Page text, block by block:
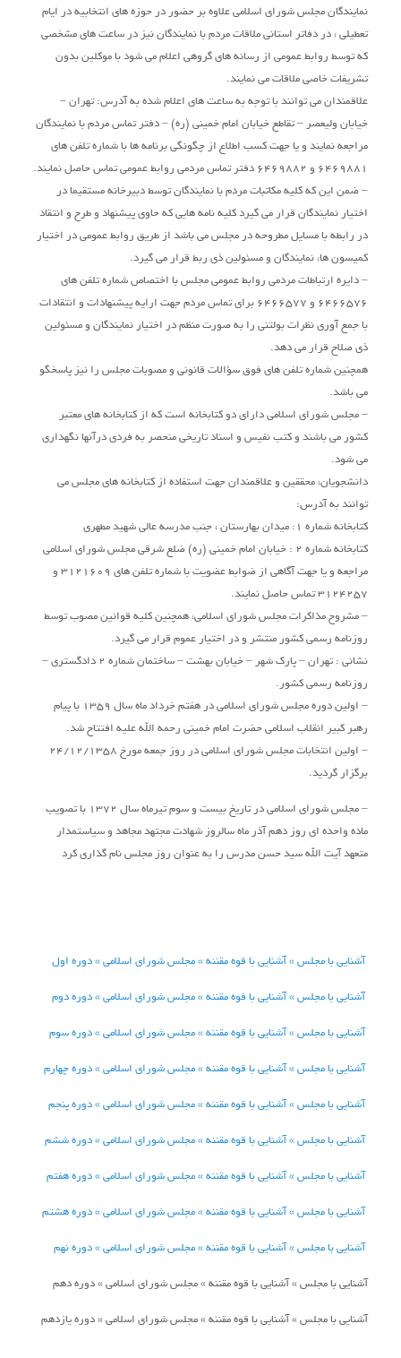
نمایندگان مجلس شورای اسلامی علاوه بر حضور در حوزه های انتخابیه در ایام
تعطیلی ، در دفاتر استانی ملاقات مردم با نمایندگان نیز در ساعت های مشخصی
که توسط روابط عمومی از رسانه های گروهی اعلام می شود با موکلین بدون
تشریفات خاصی ملاقات می نمایند.
علاقمندان می توانند با توجه به ساعت های اعلام شده به آدرس: تهران –
خیابان ولیعصر – تقاطع خیابان امام خمینی (ره) – دفتر تماس مردم با نمایندگان
مراجعه نمایند و یا جهت کسب اطلاع از چگونگی برنامه ها با شماره تلفن های
6469881 و 6469882 دفتر تماس مردمی روابط عمومی تماس حاصل نمایند.
– ضمن این که کلیه مکاتبات مردم با نمایندگان توسط دبیرخانه مستقیما در
اختیار نمایندگان قرار می گیرد کلیه نامه هایی که حاوی پیشنهاد و طرح و انتقاد
در رابطه با مسایل مطروحه در مجلس می باشد از طریق روابط عمومی در اختیار
کمیسون ها، نمایندگان و مسئولین ذی ربط قرار می گیرد.
– دایره ارتباطات مردمی روابط عمومی مجلس با اختصاص شماره تلفن های
6466576 و 6466577 برای تماس مردم جهت ارایه پیشنهادات و انتقادات
با جمع آوری نظرات بولتنی را به صورت منظم در اختیار نمایندگان و مسئولین
ذی صلاح قرار می دهد.
همچنین شماره تلفن های فوق سؤالات قانونی و مصوبات مجلس را نیز پاسخگو
می باشد.
– مجلس شورای اسلامی دارای دو کتابخانه است که از کتابخانه های معتبر
کشور می باشند و کتب نفیس و اسناد تاریخی منحصر به فردی درآنها نگهداری
می شود.
دانشجویان، محققین و علاقمندان جهت استفاده از کتابخانه های مجلس می
توانند به آدرس:
کتابخانه شماره 1: میدان بهارستان ، جنب مدرسه عالی شهید مطهری
کتابخانه شماره 2 : خیابان امام خمینی (ره) ضلع شرقی مجلس شورای اسلامی
مراجعه و یا جهت آگاهی از ضوابط عضویت با شماره تلفن های 3121609 و
3124257 تماس حاصل نمایند.
– مشروح مذاکرات مجلس شورای اسلامی، همچنین کلیه قوانین مصوب توسط
روزنامه رسمی کشور منتشر و در اختیار عموم قرار می گیرد.
نشانی : تهران – پارک شهر – خیابان بهشت – ساختمان شماره 2 دادگستری –
روزنامه رسمی کشور.
– اولین دوره مجلس شورای اسلامی در هفتم خرداد ماه سال 1359 با پیام
رهبر کبیر انقلاب اسلامی حضرت امام خمینی رحمه الله علیه افتتاح شد.
– اولین انتخابات مجلس شورای اسلامی در روز جمعه مورخ 24/12/1358
برگزار گردید.
– مجلس شورای اسلامی در تاریخ بیست و سوم تیرماه سال 1372 با تصویب
ماده واحده ای روز دهم آذر ماه سالروز شهادت مجتهد مجاهد و سیاستمدار
متعهد آیت الله سید حسن مدرس را به عنوان روز مجلس نام گذاری کرد
آشنایی با مجلس » آشنایی با قوه مقننه » مجلس شورای اسلامی » دوره اول
آشنایی با مجلس » آشنایی با قوه مقننه » مجلس شورای اسلامی » دوره دوم
آشنایی با مجلس » آشنایی با قوه مقننه » مجلس شورای اسلامی » دوره سوم
آشنایی با مجلس » آشنایی با قوه مقننه » مجلس شورای اسلامی » دوره چهارم
آشنایی با مجلس » آشنایی با قوه مقننه » مجلس شورای اسلامی » دوره پنجم
آشنایی با مجلس » آشنایی با قوه مقننه » مجلس شورای اسلامی » دوره ششم
آشنایی با مجلس » آشنایی با قوه مقننه » مجلس شورای اسلامی » دوره هفتم
آشنایی با مجلس » آشنایی با قوه مقننه » مجلس شورای اسلامی » دوره هشتم
آشنایی با مجلس » آشنایی با قوه مقننه » مجلس شورای اسلامی » دوره نهم
آشنایی با مجلس » آشنایی با قوه مقننه » مجلس شورای اسلامی » دوره دهم
آشنایی با مجلس » آشنایی با قوه مقننه » مجلس شورای اسلامی » دوره یازدهم